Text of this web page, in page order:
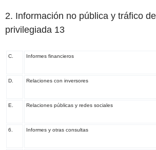
2. Información no pública y tráfico
privilegiada 13
C. Informes financieros
D. Relaciones con inversores
E. Relaciones públicas y redes sociales
6. Informes y otras consultas